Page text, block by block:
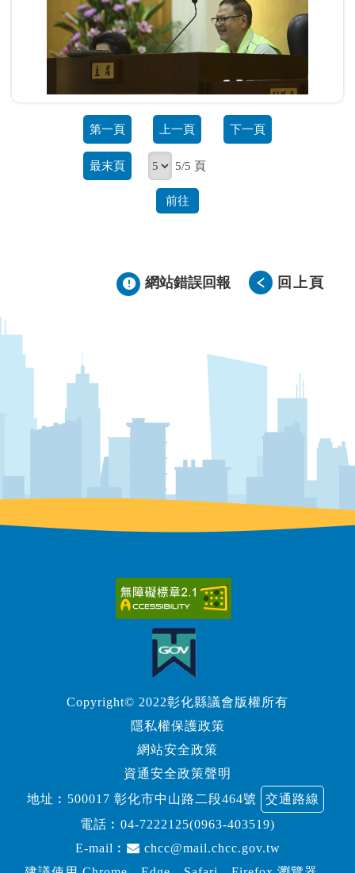
第一頁 上一頁 下一頁
最末頁 5/5 頁
前往
網站錯誤回報 回上頁
Copyright© 2022彰化縣議會版權所有
隱私權保護政策
網站安全政策
資通安全政策聲明
地址︰500017 彰化市中山路二段464號
交通路線
電話︰ 04-7222125(0963-403519)
E-mail︰
chcc@mail.chcc.gov.tw